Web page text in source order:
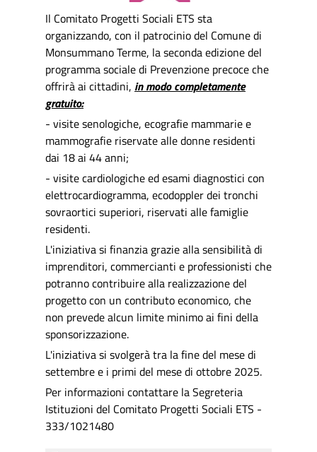
Il Comitato Progetti Sociali ETS sta
organizzando, con il patrocinio del Comune di
Monsummano Terme, la seconda edizione del
programma sociale di Prevenzione precoce che
offrirà ai cittadini, in modo completamente
gratuito:
- visite senologiche, ecografie mammarie e
mammografie riservate alle donne residenti
dai 18 ai 44 anni;
- visite cardiologiche ed esami diagnostici con
elettrocardiogramma, ecodoppler dei tronchi
sovraortici superiori, riservati alle famiglie
residenti.
L'iniziativa si finanzia grazie alla sensibilità di
imprenditori, commercianti e professionisti che
potranno contribuire alla realizzazione del
progetto con un contributo economico, che
non prevede alcun limite minimo ai fini della
sponsorizzazione.
L'iniziativa si svolgerà tra la fine del mese di
settembre e i primi del mese di ottobre 2025.
Per informazioni contattare la Segreteria
Istituzioni del Comitato Progetti Sociali ETS -
333/1021480